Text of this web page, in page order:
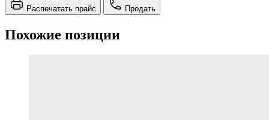
Распечатать прайс Продать
Похожие позиции